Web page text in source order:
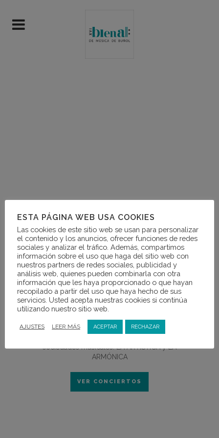
XVI BIENAL DE MÚSICA DE
BUÑOL. SIENTE LA MÚSICA
DEL 18 DE JUNIO AL 12 DE AGOSTO DE 2022
La Bienal de Música de Buñol es un espacio
para SENTIR LA MÚSICA, para vivirla y
disfrutarla
Con una programación para SENTIR una
amplia variedad de estilos: barroco,
clásica, jazz, blues, folk, rock…
algunas de las más prestigiosas bandas
sociedades musicales: LA ARTÍSTICA y LA
ARMÓNICA
VER CONCIERTOS
ESTA PÁGINA WEB USA COOKIES
Las cookies de este sitio web se usan para personalizar
el contenido y los anuncios, ofrecer funciones de redes
sociales y analizar el tráfico. Además, compartimos
información sobre el uso que haga del sitio web con
nuestros partners de redes sociales, publicidad y
análisis web, quienes pueden combinarla con otra
información que les haya proporcionado o que hayan
recopilado a partir del uso que haya hecho de sus
servicios. Usted acepta nuestras cookies si continúa
utilizando nuestro sitio web.
AJUSTES LEER MÁS ACEPTAR RECHAZAR